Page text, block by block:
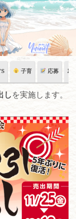
子育 応募 🏛
し を実施します。